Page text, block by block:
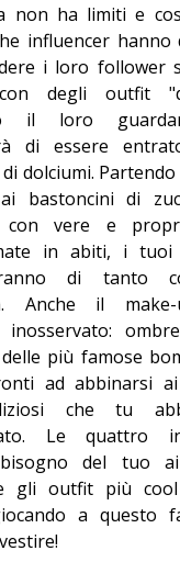
non ha limiti e
influencer hanno
i loro follower
degli outfit
il loro
di essere
dolciumi.
bastoncini di
con vere e
in abiti, i tuoi
di tanto
Anche il
inosservato:
più famose
ad abbinarsi
che tu
Le quattro
del tuo
gli outfit più
a questo